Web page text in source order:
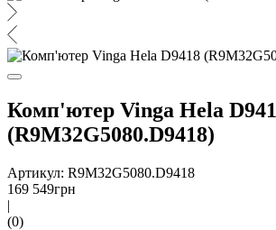
Комп'ютер Vinga Hela
(R9M32G5080.D9418)
Артикул: R9M32G5080.D9418
169 549грн
|
(0)